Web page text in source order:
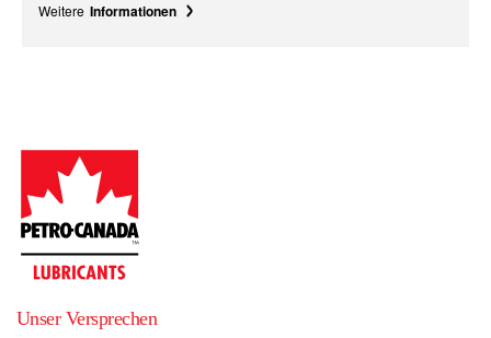
Weitere Informationen
Unser Versprechen